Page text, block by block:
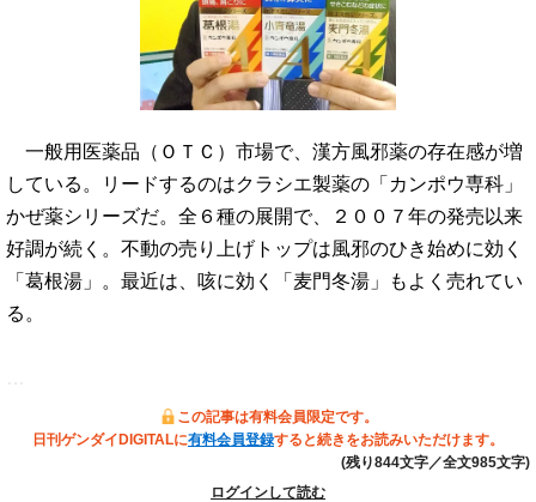
一般用医薬品（ＯＴＣ）市場で、漢方風邪薬の存在感が増
している。リードするのはクラシエ製薬の「カンポウ専科」
かぜ薬シリーズだ。全６種の展開で、２００７年の発売以来
好調が続く。不動の売り上げトップは風邪のひき始めに効く
「葛根湯」。最近は、咳に効く「麦門冬湯」もよく売れてい
る。
この記事は有料会員限定です。
日刊ゲンダイDIGITALに有料会員登録すると続きをお読みいただけます。
(残り844文字／全文985文字)
ログインして読む